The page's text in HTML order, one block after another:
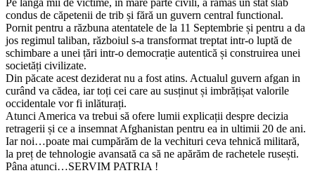
condus de căpetenii de trib și fără un guvern central functional.
Pornit pentru a răzbuna atentatele de la 11 Septembrie și pentru a da
jos regimul taliban, războiul s-a transformat treptat intr-o luptă de
schimbare a unei țări intr-o democrație autentică și construirea unei
societăți civilizate.
Din păcate acest deziderat nu a fost atins. Actualul guvern afgan in
curând va cădea, iar toți cei care au susținut și imbrățișat valorile
occidentale vor fi inlăturați.
Atunci America va trebui să ofere lumii explicații despre decizia
retragerii și ce a insemnat Afghanistan pentru ea in ultimii 20 de ani.
Iar noi…poate mai cumpărăm de la vechituri ceva tehnică militară,
la preț de tehnologie avansată ca să ne apărăm de rachetele rusești.
Pâna atunci…SERVIM PATRIA !